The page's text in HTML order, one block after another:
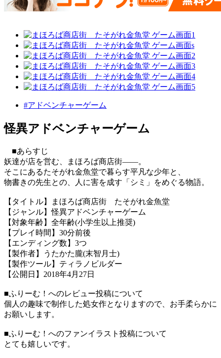
#アドベンチャーゲーム
怪異アドベンチャーゲーム
■あらすじ
妖達が店を営む、まほろば商店街――。
そこにあるたそがれ金魚堂で暮らす平凡な少年と、
物書きの先生との、人に害を成す「シミ」をめぐる物語。
【タイトル】まほろば商店街 たそがれ金魚堂
【ジャンル】怪異アドベンチャーゲーム
【対象年齢】全年齢(小学生以上推奨)
【プレイ時間】30分前後
【エンディング数】3つ
【製作者】うたかた朧(末智月士)
【製作ツール】ティラノビルダー
【公開日】2018年4月27日
■ふりーむ！へのレビュー投稿について
個人の趣味で制作した処女作となりますので、お手柔らかに
お願いします。
■ふりーむ！へのファンイラスト投稿について
とても嬉しいです。